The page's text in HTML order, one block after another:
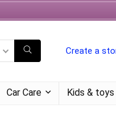
Create a
Car Care Kids & toys